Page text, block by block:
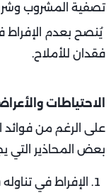
تصفية المشروب
يُنصح بعدم الإفراط
فقدان للأملاح.
الاحتياطات
على الرغم من فوائد
بعض المحاذير التي
الإفراط في